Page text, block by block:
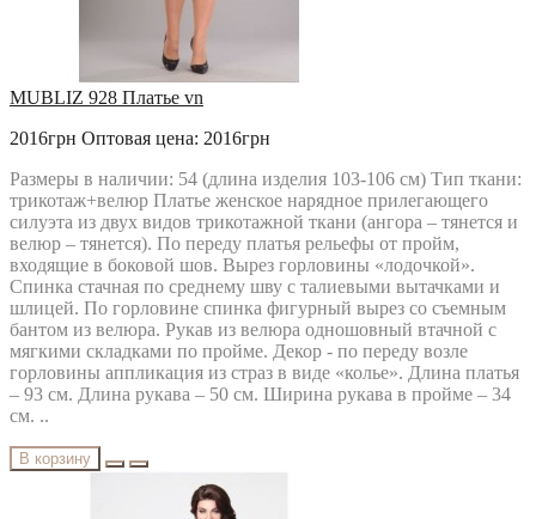
MUBLIZ 928 Платье vn
2016грн Оптовая цена: 2016грн
Размеры в наличии: 54 (длина изделия 103-106 см) Тип ткани:
трикотаж+велюр Платье женское нарядное прилегающего
силуэта из двух видов трикотажной ткани (ангора – тянется и
велюр – тянется). По переду платья рельефы от пройм,
входящие в боковой шов. Вырез горловины «лодочкой».
Спинка стачная по среднему шву с талиевыми вытачками и
шлицей. По горловине спинка фигурный вырез со съемным
бантом из велюра. Рукав из велюра одношовный втачной с
мягкими складками по пройме. Декор - по переду возле
горловины аппликация из страз в виде «колье». Длина платья
– 93 см. Длина рукава – 50 см. Ширина рукава в пройме – 34
см. ..
В корзину